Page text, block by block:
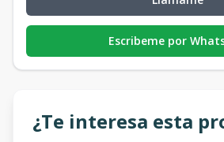
Escribeme por
¿Te interesa esta